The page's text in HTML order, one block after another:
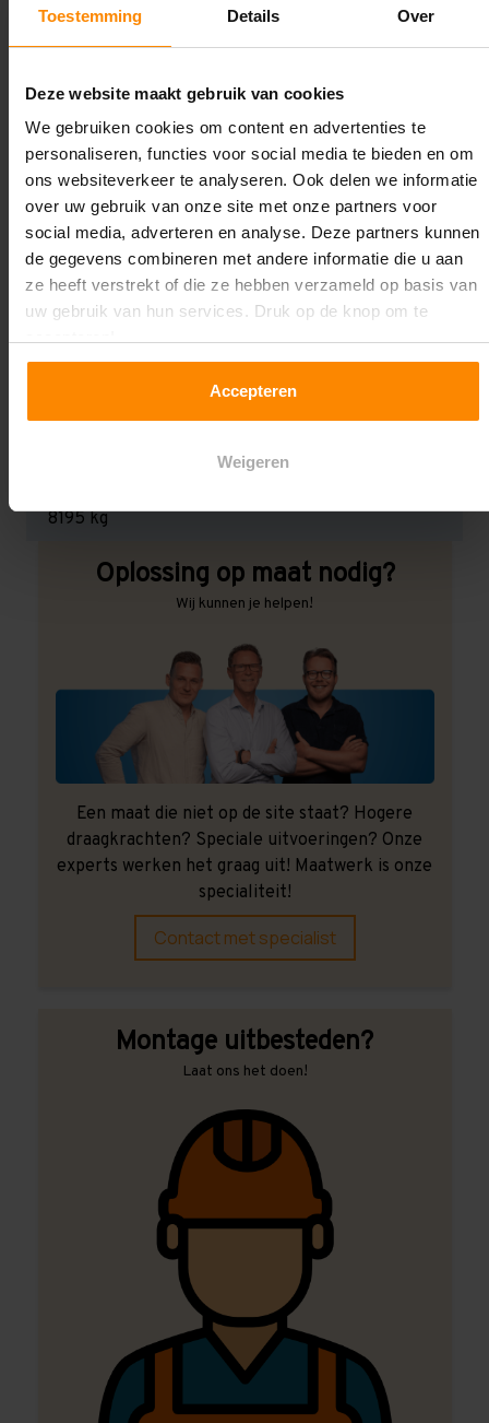
Toestemming Details Over
Deze website maakt gebruik van cookies
We gebruiken cookies om content en advertenties te
personaliseren, functies voor social media te bieden en om
ons websiteverkeer te analyseren. Ook delen we informatie
over uw gebruik van onze site met onze partners voor
social media, adverteren en analyse. Deze partners kunnen
de gegevens combineren met andere informatie die u aan
ze heeft verstrekt of die ze hebben verzameld op basis van
uw gebruik van hun services. Druk op de knop om te
Accepteren
Weigeren
1.100 mm
37.400 mm
Liggerlengte:
1.850 mm & 2.700 mm
Aantal niveaus:
3
Kleur staanders:
8195 kg
Oplossing op maat nodig?
Wij kunnen je helpen!
Een maat die niet op de site staat? Hogere
draagkrachten? Speciale uitvoeringen? Onze
experts werken het graag uit! Maatwerk is onze
specialiteit!
Contact met specialist
Montage uitbesteden?
Laat ons het doen!